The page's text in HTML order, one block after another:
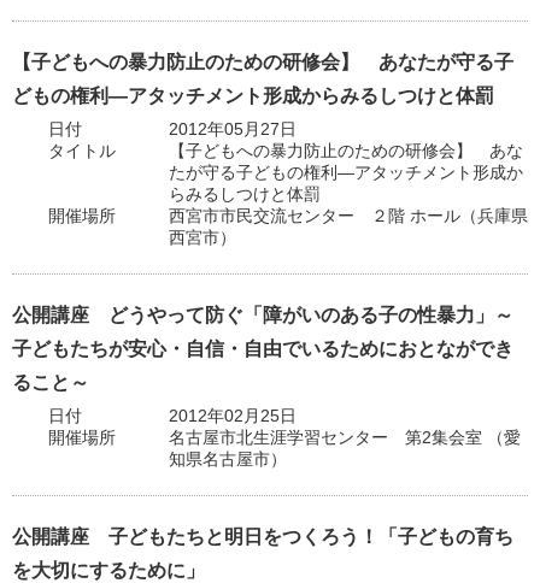
【子どもへの暴力防止のための研修会】 あなたが守る子
どもの権利―アタッチメント形成からみるしつけと体罰
日付
2012年05月27日
タイトル
【子どもへの暴力防止のための研修会】 あな
たが守る子どもの権利―アタッチメント形成か
らみるしつけと体罰
開催場所
西宮市市民交流センター ２階 ホール（兵庫県
西宮市）
公開講座 どうやって防ぐ「障がいのある子の性暴力」～
子どもたちが安心・自信・自由でいるためにおとなができ
ること～
日付
2012年02月25日
開催場所
名古屋市北生涯学習センター 第2集会室 （愛
知県名古屋市）
公開講座 子どもたちと明日をつくろう！「子どもの育ち
を大切にするために」